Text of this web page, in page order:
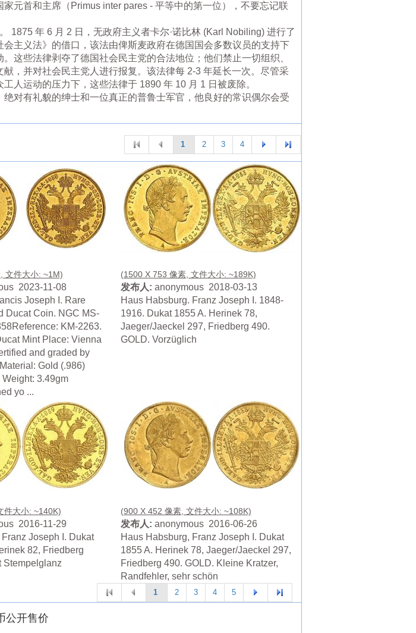
元首和主席（Primus inter pares - 平等中的第一位），不要忘记联
1875 年 6 月 2 日，无政府主义者卡尔·诺比林 (Karl Nobiling) 进行了
主义法》的借口，该法由俾斯麦政府在德国国会多数议员的支持下
这些法律剥夺了德国社会民主党的合法地位；他们禁止一切组织、
，并对社会民主党人进行报复。该法律每 2-3 年延长一次。尽管采
人运动的压力下，这些法律于 1890 年 10 月 1 日被废除。
对有礼貌的绅士和一位真正的普鲁士军官，他良好的常识偶尔会受
1 2 3 4
文件大小: ~1M)
2023-11-08
Joseph I. Rare
Ducat Coin. NGC MS-
KM-2263.
Mint Place: Vienna
and graded by
Gold (.986)
Weight: 3.49gm
yo ...
(1500 X 753 像素, 文件大小: ~189K)
发布人: anonymous 2018-03-13
Haus Habsburg. Franz Joseph I. 1848-
1916. Dukat 1855 A. Herinek 78,
Jaeger/Jaeckel 297, Friedberg 490.
GOLD. Vorzüglich
件大小: ~140K)
2016-11-29
Joseph I. Dukat
82, Friedberg
Stempelglanz
(900 X 452 像素, 文件大小: ~108K)
发布人: anonymous 2016-06-26
Haus Habsburg, Franz Joseph I. Dukat
1855 A. Herinek 78, Jaeger/Jaeckel 297,
Friedberg 490. GOLD. Kleine Kratzer,
Randfehler, sehr schön
1 2 3 4 5